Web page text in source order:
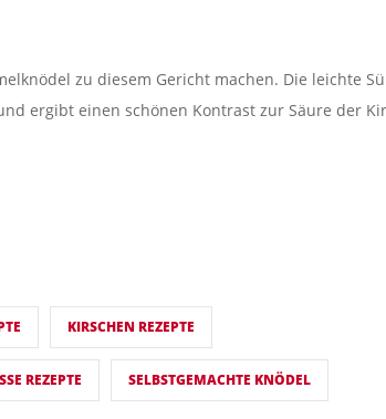
zu diesem Gericht machen. Die leichte
ergibt einen schönen Kontrast zur Säure der
KIRSCHEN REZEPTE
SELBSTGEMACHTE KNÖDEL